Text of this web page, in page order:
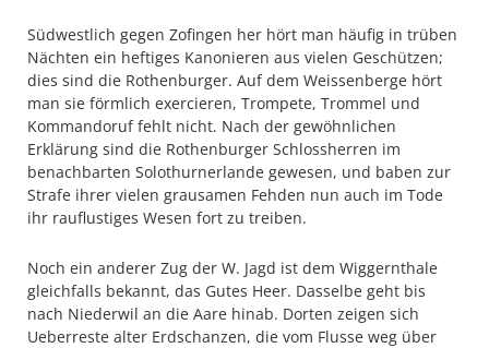
Südwestlich gegen Zofingen her hört man häufig in trüben
Nächten ein heftiges Kanonieren aus vielen Geschützen;
dies sind die Rothenburger. Auf dem Weissenberge hört
man sie förmlich exercieren, Trompete, Trommel und
Kommandoruf fehlt nicht. Nach der gewöhnlichen
Erklärung sind die Rothenburger Schlossherren im
benachbarten Solothurnerlande gewesen, und baben zur
Strafe ihrer vielen grausamen Fehden nun auch im Tode
ihr rauflustiges Wesen fort zu treiben.
Noch ein anderer Zug der W. Jagd ist dem Wiggernthale
gleichfalls bekannt, das Gutes Heer. Dasselbe geht bis
nach Niederwil an die Aare hinab. Dorten zeigen sich
Ueberreste alter Erdschanzen, die vom Flusse weg über